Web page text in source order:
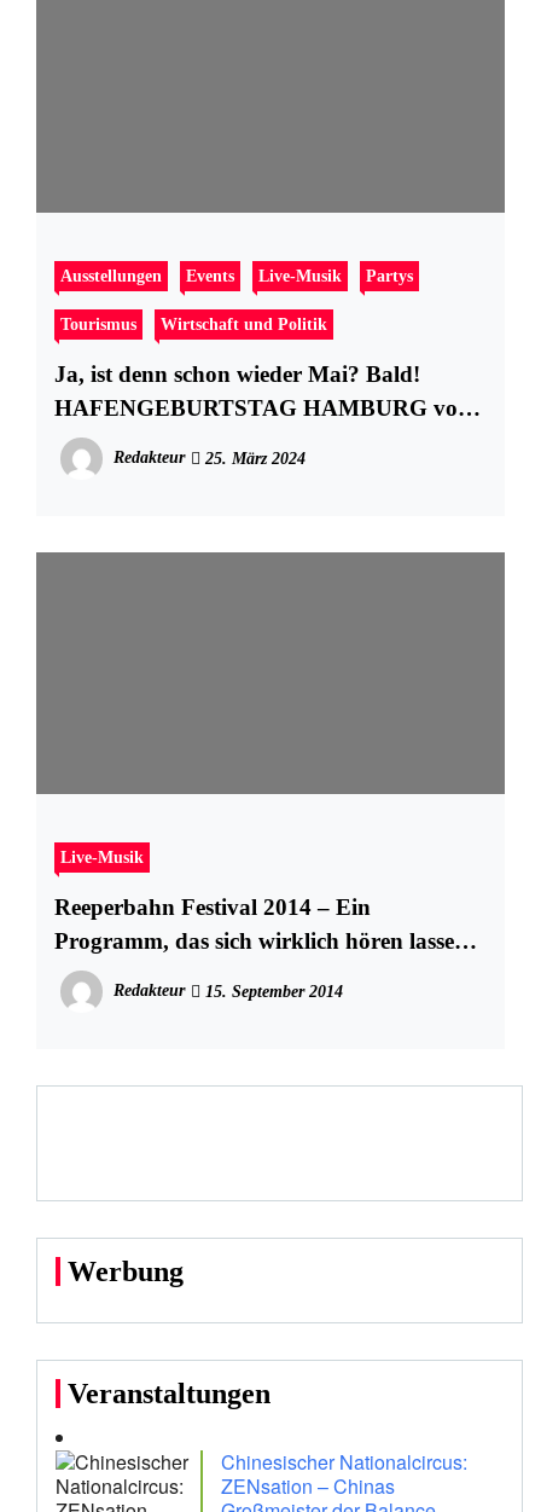
Ausstellungen Events Live-Musik Partys
Tourismus Wirtschaft und Politik
Ja, ist denn schon wieder Mai? Bald!
HAFENGEBURTSTAG HAMBURG vom
9. bis 12. Mai 2024
Redakteur 25. März 2024
Live-Musik
Reeperbahn Festival 2014 – Ein
Programm, das sich wirklich hören lassen
kann
Redakteur 15. September 2014
Werbung
Veranstaltungen
Chinesischer Nationalcircus:
ZENsation – Chinas